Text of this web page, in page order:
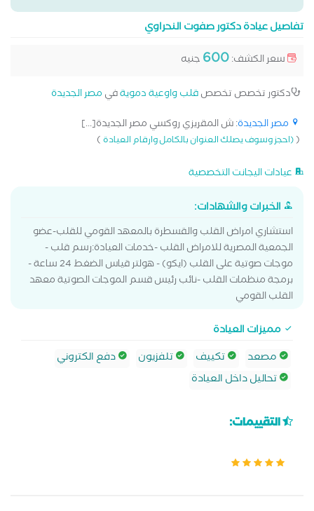
تفاصيل عيادة دكتور صفوت النحراوي
سعر الكشف:600 جنيه
دكتور تخصص تخصصقلب واوعية دمويةفي مصر الجديدة
مصر الجديدة: ش المقريزي روكسي مصر الجديدة[...]
((احجز وسوف يصلك العنوان بالكامل وارقام العيادة)
عيادات اليجانت التخصصية
الخبرات والشهادات:
استشاري امراض القلب والقسطرة بالمعهد القومي للقلب-عضو
الجمعية المصرية للامراض القلب -خدمات العيادة:رسم قلب -
موجات صوتية على القلب (ايكو) - هولتر قياس الضغط 24 ساعة -
برمجة منظمات القلب -نائب رئيس قسم الموجات الصوتية معهد
القلب القومي
مميزات العيادة
مصعد
تكييف تلفزيون
دفع الكتروني
تحاليل داخل العيادة
التقييمات: